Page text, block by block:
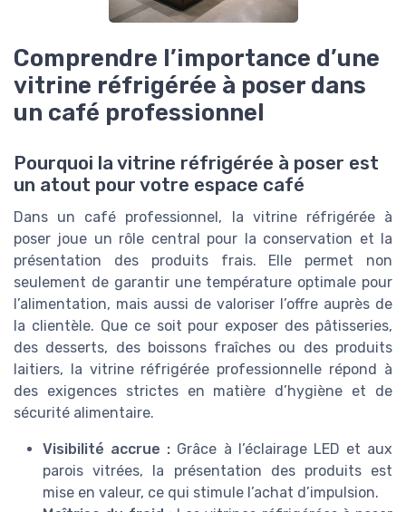
Comprendre l’importance d’une
vitrine réfrigérée à poser dans
un café professionnel
Pourquoi la vitrine réfrigérée à poser est
un atout pour votre espace café
Dans un café professionnel, la vitrine réfrigérée à
poser joue un rôle central pour la conservation et la
présentation des produits frais. Elle permet non
seulement de garantir une température optimale pour
l’alimentation, mais aussi de valoriser l’offre auprès de
la clientèle. Que ce soit pour exposer des pâtisseries,
des desserts, des boissons fraîches ou des produits
laitiers, la vitrine réfrigérée professionnelle répond à
des exigences strictes en matière d’hygiène et de
sécurité alimentaire.
Visibilité accrue : Grâce à l’éclairage LED et aux
parois vitrées, la présentation des produits est
mise en valeur, ce qui stimule l’achat d’impulsion.